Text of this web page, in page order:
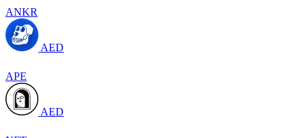
ANKR
AED
APE
AED